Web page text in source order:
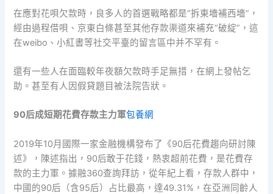
在應對花唄欠款時，良多人的首選戰略都是“拆東墻補西墻”，
經由過程借唄、京東白條甚至其他存款渠道來補充“破綻”，這
在weibo、小紅書等社交平臺的留言區中并不罕有。
還有一些人在面臨較年夜額欠款時手足無措，在網上發帖乞
助。甚至有人因假貸題目被法院告狀。
90后成短期花費存款主力軍包養網
2019年10月國際一家金融機構發布了《90后花費趨向研討陳
述》，陳述指出，90后敢于花錢，熱衷超前花費，是花費存
款的主力軍。據融360查詢拜訪，從年紀上看，存款人群中，
中國的90后（含95后）占比最高，達49.31%，在亞洲同齡人